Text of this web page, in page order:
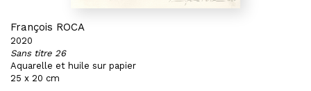
François ROCA
2020
Sans titre 26
Aquarelle et huile sur papier
25 x 20 cm